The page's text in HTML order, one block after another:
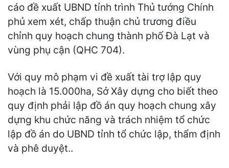
cáo đề xuất UBND tỉnh trình Thủ tướng Chính
phủ xem xét, chấp thuận chủ trương điều
chỉnh quy hoạch chung thành phố Đà Lạt và
vùng phụ cận (QHC 704).
Với quy mô phạm vi đề xuất tài trợ lập quy
hoạch là 15.000ha, Sở Xây dựng cho biết theo
quy định phải lập đồ án quy hoạch chung xây
dựng khu chức năng và trách nhiệm tổ chức
lập đồ án do UBND tỉnh tổ chức lập, thẩm định
và phê duyệt..